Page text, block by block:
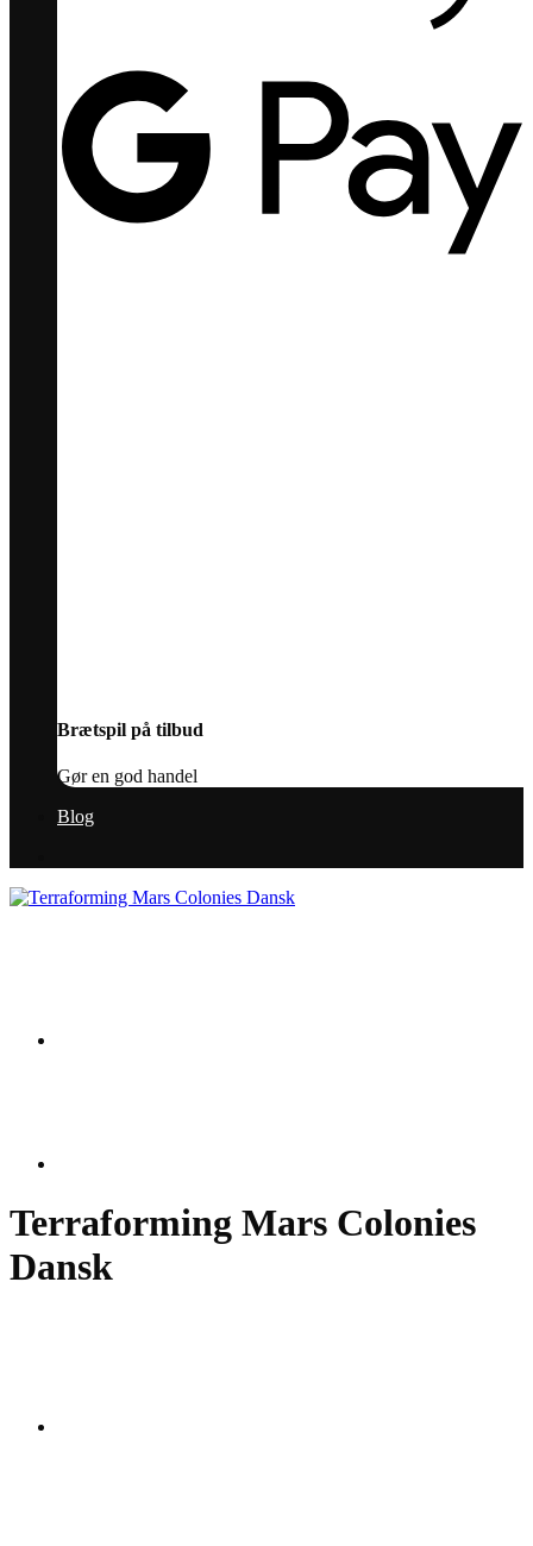
Brætspil på tilbud
Gør en god handel
Blog
Terraforming Mars Colonies
Dansk